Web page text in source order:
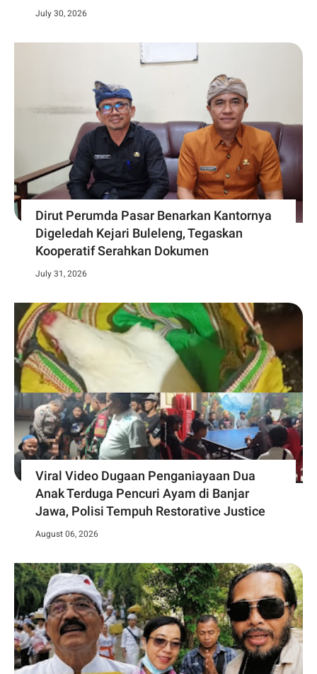
July 30, 2026
Dirut Perumda Pasar Benarkan Kantornya
Digeledah Kejari Buleleng, Tegaskan
Kooperatif Serahkan Dokumen
July 31, 2026
Viral Video Dugaan Penganiayaan Dua
Anak Terduga Pencuri Ayam di Banjar
Jawa, Polisi Tempuh Restorative Justice
August 06, 2026